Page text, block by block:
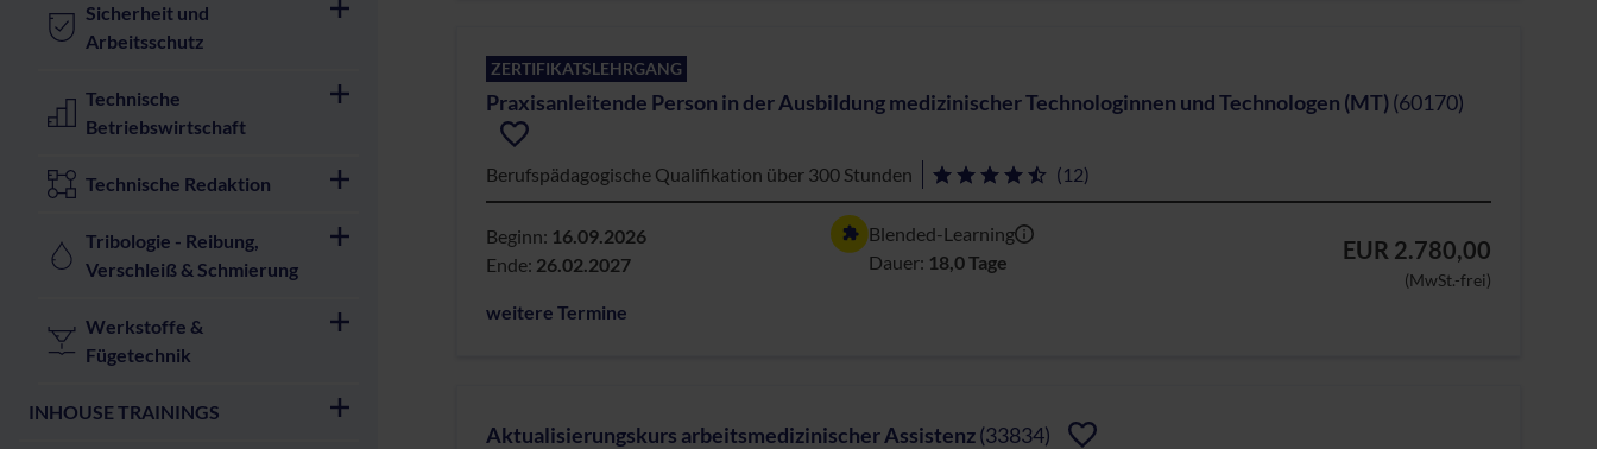
Sicherheit und
Arbeitsschutz
Technische
Betriebswirtschaft
Technische Redaktion
Tribologie - Reibung,
Verschleiß & Schmierung
Werkstoffe &
Fügetechnik
INHOUSE TRAININGS
ZERTIFIKATSLEHRGANG
Praxisanleitende Person in der Ausbildung medizinischer Technologinnen und Technologen (MT)(60170)
Berufspädagogische Qualifikation über 300 Stunden (12)
Beginn: 16.09.2026
Ende: 26.02.2027
weitere Termine
Blended-Learning
Dauer: 18,0 Tage EUR 2.780,00
(MwSt.-frei)
Aktualisierungskurs arbeitsmedizinischer Assistenz(33834)